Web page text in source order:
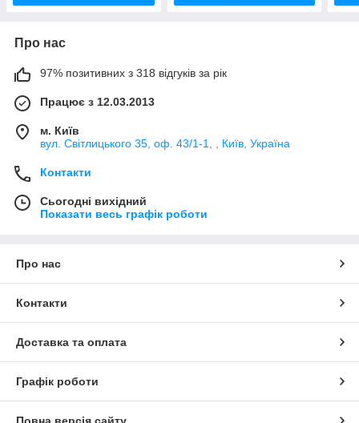
Про нас
97% позитивних з 318 відгуків за рік
Працює з 12.03.2013
м. Київ
вул. Світлицького 35, оф. 43/1-1, , Київ, Україна
Контакти
Сьогодні вихідний
Показати весь графік роботи
Про нас
Контакти
Доставка та оплата
Графік роботи